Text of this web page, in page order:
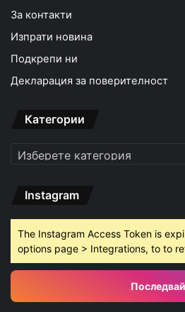
За контакти
Изпрати новина
Подкрепи ни
Декларация за поверителност
Категории
Категории
Instagram
The Instagram Access Token is
options page > Integrations, to to